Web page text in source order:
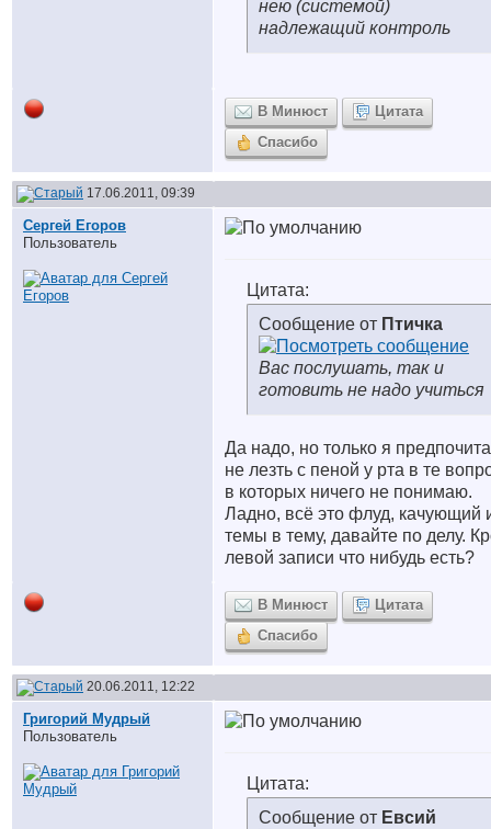
нею (системой)
надлежащий контроль
В Минюст
Цитата
Спасибо
17.06.2011, 09:39
Сергей Егоров
Пользователь
Цитата:
Сообщение от Птичка
Вас послушать, так и
готовить не надо учиться
Да надо, но только я
не лезть с пеной у рта в те
в которых ничего не понимаю.
Ладно, всё это флуд, качующий
темы в тему, давайте по делу.
левой записи что нибудь есть?
В Минюст
Цитата
Спасибо
20.06.2011, 12:22
Григорий Мудрый
Пользователь
Цитата:
Сообщение от Евсий